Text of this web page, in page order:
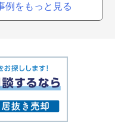
例をもっと見る